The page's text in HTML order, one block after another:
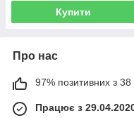
Купити
Про нас
97% позитивних з 38
Працює з